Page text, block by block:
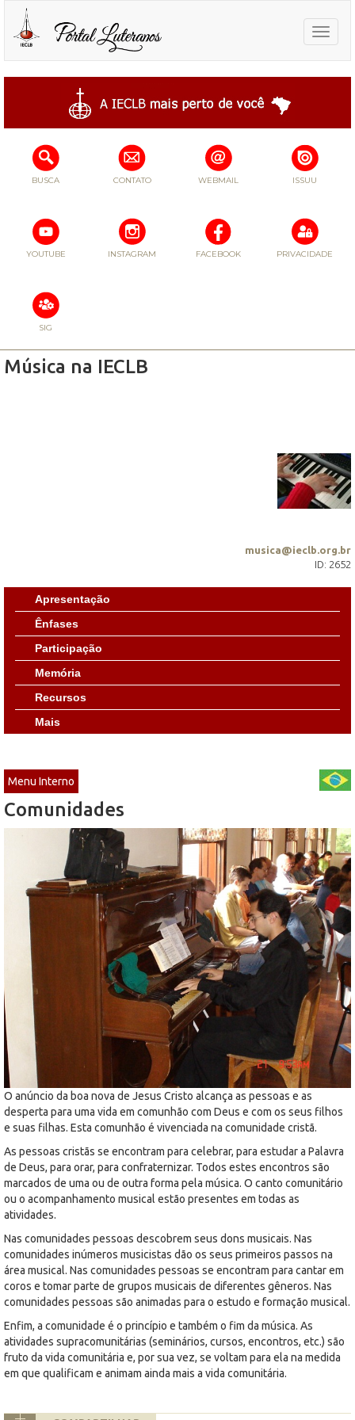
Toggle
BUSCA CONTATO WEBMAIL ISSUU
YOUTUBE INSTAGRAM FACEBOOK PRIVACIDADE
SIG
Música na IECLB
musica@ieclb.org.br
ID: 2652
Apresentação
Ênfases
Participação
Memória
Recursos
Mais
Menu Interno
Comunidades
O anúncio da boa nova de Jesus Cristo alcança as pessoas e as
desperta para uma vida em comunhão com Deus e com os seus filhos
e suas filhas. Esta comunhão é vivenciada na comunidade cristã.
As pessoas cristãs se encontram para celebrar, para estudar a Palavra
de Deus, para orar, para confraternizar. Todos estes encontros são
marcados de uma ou de outra forma pela música. O canto comunitário
ou o acompanhamento musical estão presentes em todas as
atividades.
Nas comunidades pessoas descobrem seus dons musicais. Nas
comunidades inúmeros musicistas dão os seus primeiros passos na
área musical. Nas comunidades pessoas se encontram para cantar em
coros e tomar parte de grupos musicais de diferentes gêneros. Nas
comunidades pessoas são animadas para o estudo e formação musical.
Enfim, a comunidade é o princípio e também o fim da música. As
atividades supracomunitárias (seminários, cursos, encontros, etc.) são
fruto da vida comunitária e, por sua vez, se voltam para ela na medida
em que qualificam e animam ainda mais a vida comunitária.